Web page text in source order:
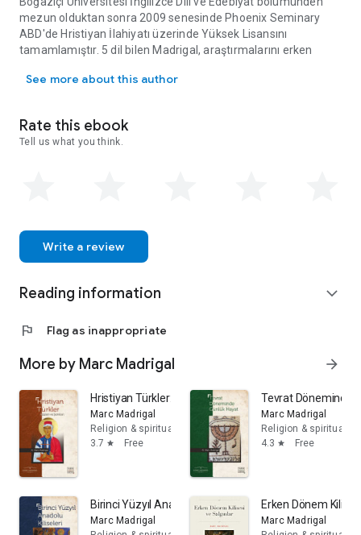
mezun olduktan sonra 2009 senesinde Phoenix Seminary
ABD'de Hristiyan İlahiyatı üzerinde Yüksek Lisansını
tamamlamıştır. 5 dil bilen Madrigal, araştırmalarını erken
üzerinde yoğunlaştırmaktadır. Madrigal aynı zamanda
See more about this author
Rate this ebook
Tell us what you think.
Write a review
Reading information expand_more
flag Flag as inappropriate
More by Marc Madrigal arrow_forward
Hristiyan Türkler: Azizleri ve Şehitleri
Marc Madrigal
Religion & spirituality
3.7 star Free
Tevrat Döneminde
Marc Madrigal
Religion & spirituality
4.3 star Free
Birinci Yüzyıl Anadolu Kiliseleri
Marc Madrigal
Erken Dönem
Marc Madrigal